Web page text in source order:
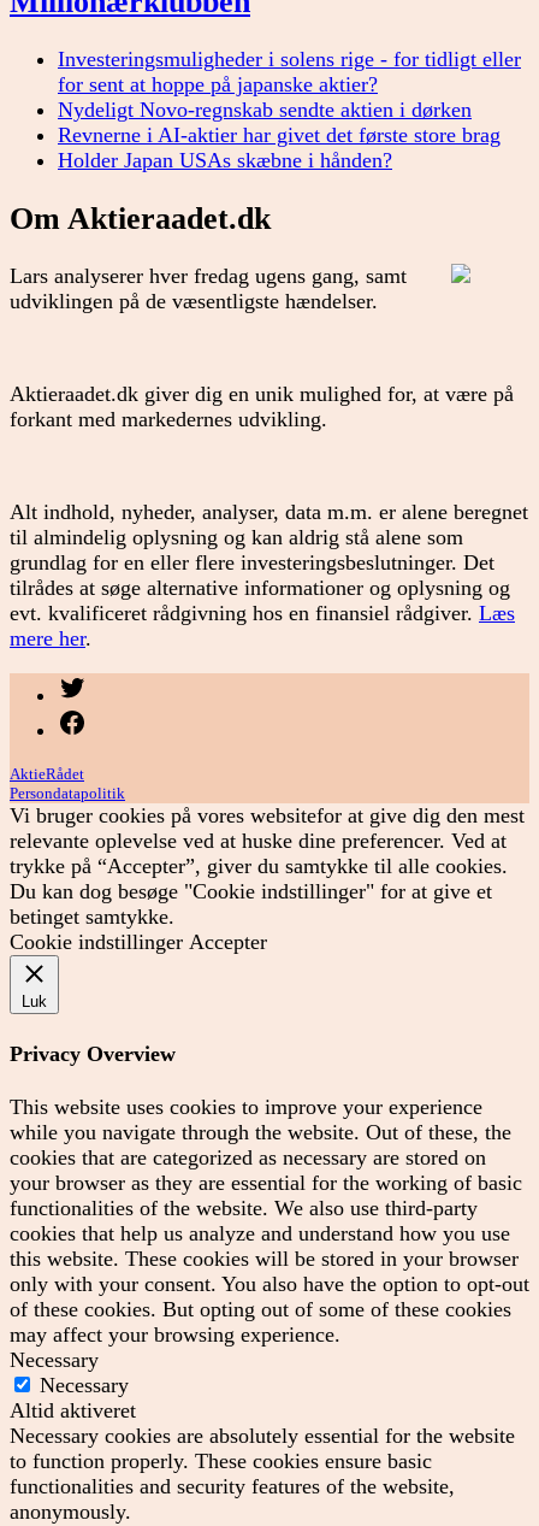
Investeringsmuligheder i solens rige - for tidligt eller
for sent at hoppe på japanske aktier?
Nydeligt Novo-regnskab sendte aktien i dørken
Revnerne i AI-aktier har givet det første store brag
Holder Japan USAs skæbne i hånden?
Om Aktieraadet.dk
Lars analyserer hver fredag ugens gang, samt
udviklingen på de væsentligste hændelser.
Aktieraadet.dk giver dig en unik mulighed for, at være på
forkant med markedernes udvikling.
Alt indhold, nyheder, analyser, data m.m. er alene beregnet
til almindelig oplysning og kan aldrig stå alene som
grundlag for en eller flere investeringsbeslutninger. Det
tilrådes at søge alternative informationer og oplysning og
evt. kvalificeret rådgivning hos en finansiel rådgiver. Læs
mere her.
AktieRådet
Persondatapolitik
Vi bruger cookies på vores websitefor at give dig den mest
relevante oplevelse ved at huske dine preferencer. Ved at
trykke på “Accepter”, giver du samtykke til alle cookies.
Du kan dog besøge "Cookie indstillinger" for at give et
betinget samtykke.
Cookie indstillinger Accepter
Luk
Privacy Overview
This website uses cookies to improve your experience
while you navigate through the website. Out of these, the
cookies that are categorized as necessary are stored on
your browser as they are essential for the working of basic
functionalities of the website. We also use third-party
cookies that help us analyze and understand how you use
this website. These cookies will be stored in your browser
only with your consent. You also have the option to opt-out
of these cookies. But opting out of some of these cookies
may affect your browsing experience.
Necessary
Necessary
Altid aktiveret
Necessary cookies are absolutely essential for the website
to function properly. These cookies ensure basic
functionalities and security features of the website,
anonymously.